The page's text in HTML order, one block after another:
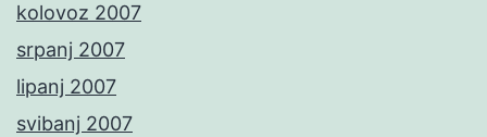
kolovoz 2007
srpanj 2007
lipanj 2007
svibanj 2007